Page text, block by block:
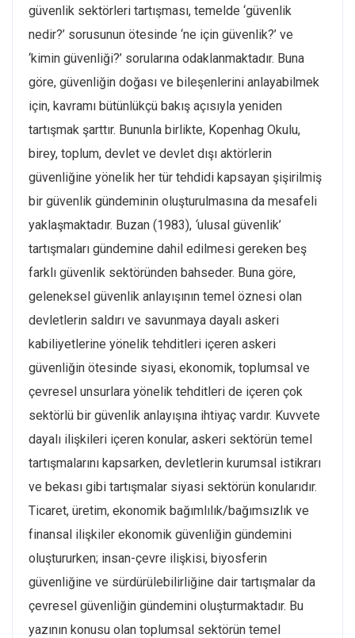
güvenlik sektörleri tartışması, temelde ‘güvenlik
nedir?’ sorusunun ötesinde ‘ne için güvenlik?’ ve
‘kimin güvenliği?’ sorularına odaklanmaktadır. Buna
göre, güvenliğin doğası ve bileşenlerini anlayabilmek
için, kavramı bütünlükçü bakış açısıyla yeniden
tartışmak şarttır. Bununla birlikte, Kopenhag Okulu,
birey, toplum, devlet ve devlet dışı aktörlerin
güvenliğine yönelik her tür tehdidi kapsayan şişirilmiş
bir güvenlik gündeminin oluşturulmasına da mesafeli
yaklaşmaktadır. Buzan (1983), ‘ulusal güvenlik’
tartışmaları gündemine dahil edilmesi gereken beş
farklı güvenlik sektöründen bahseder. Buna göre,
geleneksel güvenlik anlayışının temel öznesi olan
devletlerin saldırı ve savunmaya dayalı askeri
kabiliyetlerine yönelik tehditleri içeren askeri
güvenliğin ötesinde siyasi, ekonomik, toplumsal ve
çevresel unsurlara yönelik tehditleri de içeren çok
sektörlü bir güvenlik anlayışına ihtiyaç vardır. Kuvvete
dayalı ilişkileri içeren konular, askeri sektörün temel
tartışmalarını kapsarken, devletlerin kurumsal istikrarı
ve bekası gibi tartışmalar siyasi sektörün konularıdır.
Ticaret, üretim, ekonomik bağımlılık/bağımsızlık ve
finansal ilişkiler ekonomik güvenliğin gündemini
oluştururken; insan-çevre ilişkisi, biyosferin
güvenliğine ve sürdürülebilirliğine dair tartışmalar da
çevresel güvenliğin gündemini oluşturmaktadır. Bu
yazının konusu olan toplumsal sektörün temel